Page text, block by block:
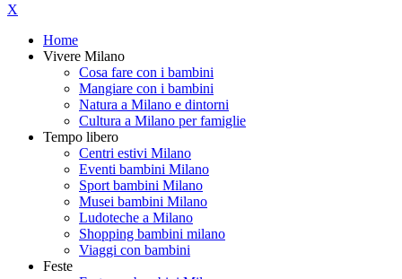
X
Home
Vivere Milano
Cosa fare con i bambini
Mangiare con i bambini
Natura a Milano e dintorni
Cultura a Milano per famiglie
Tempo libero
Centri estivi Milano
Eventi bambini Milano
Sport bambini Milano
Musei bambini Milano
Ludoteche a Milano
Shopping bambini milano
Viaggi con bambini
Feste